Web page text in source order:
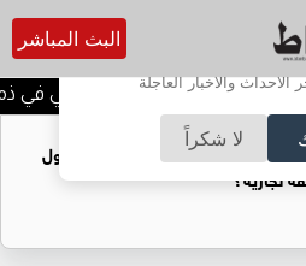
تفعيل الإشعارات؟
والأخبار العاجلة
لا شكراً
البث المباشر
خالدة محمود الكرمي في ذمة
لتحقيق مكاسب مادية.. هل تحول
تجارية؟